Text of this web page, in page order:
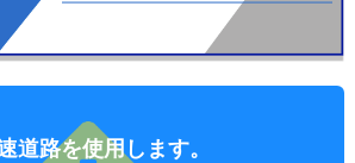
道路を使用します。